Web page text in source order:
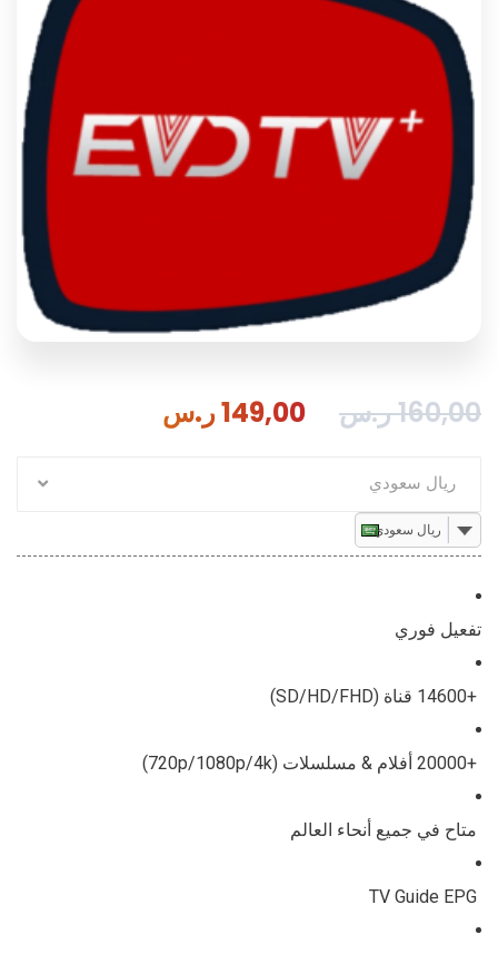
160,00ر.س 149,00ر.س
ريال سعودي
ريال سعودي
تفعيل فوري
+14600 قناة (SD/HD/FHD)
+20000 أفلام & مسلسلات (720p/1080p/4k)
متاح في جميع أنحاء العالم